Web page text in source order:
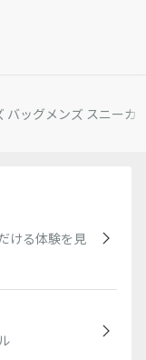
バッグ メンズ スニーカ
ける体験を見